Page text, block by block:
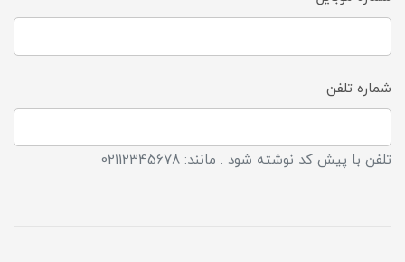
شماره تلفن
تلفن با پیش کد نوشته شود . مانند: 02112345678